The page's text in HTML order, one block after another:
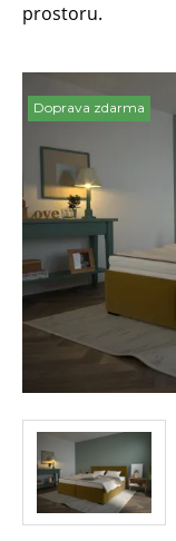
prostoru.
Doprava zdarma